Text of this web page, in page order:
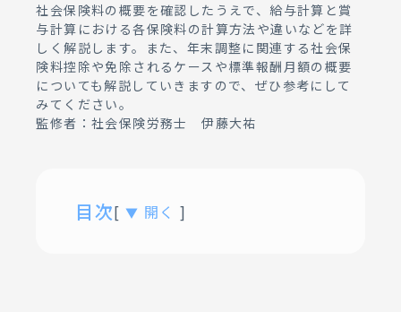
社会保険料の概要を確認したうえで、給与計算と賞
与計算における各保険料の計算方法や違いなどを詳
しく解説します。また、年末調整に関連する社会保
険料控除や免除されるケースや標準報酬月額の概要
についても解説していきますので、ぜひ参考にして
みてください。
監修者：社会保険労務士 伊藤大祐
目次[▼ 開く ]